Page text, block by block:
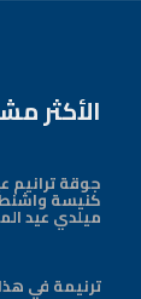
الأكثر
جوقة ترانيم
كنيسة
ميلدي عيد
ترنيمة في